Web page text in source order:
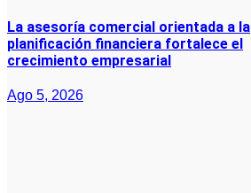
La asesoría comercial orientada a la
planificación financiera fortalece el
crecimiento empresarial
Ago 5, 2026